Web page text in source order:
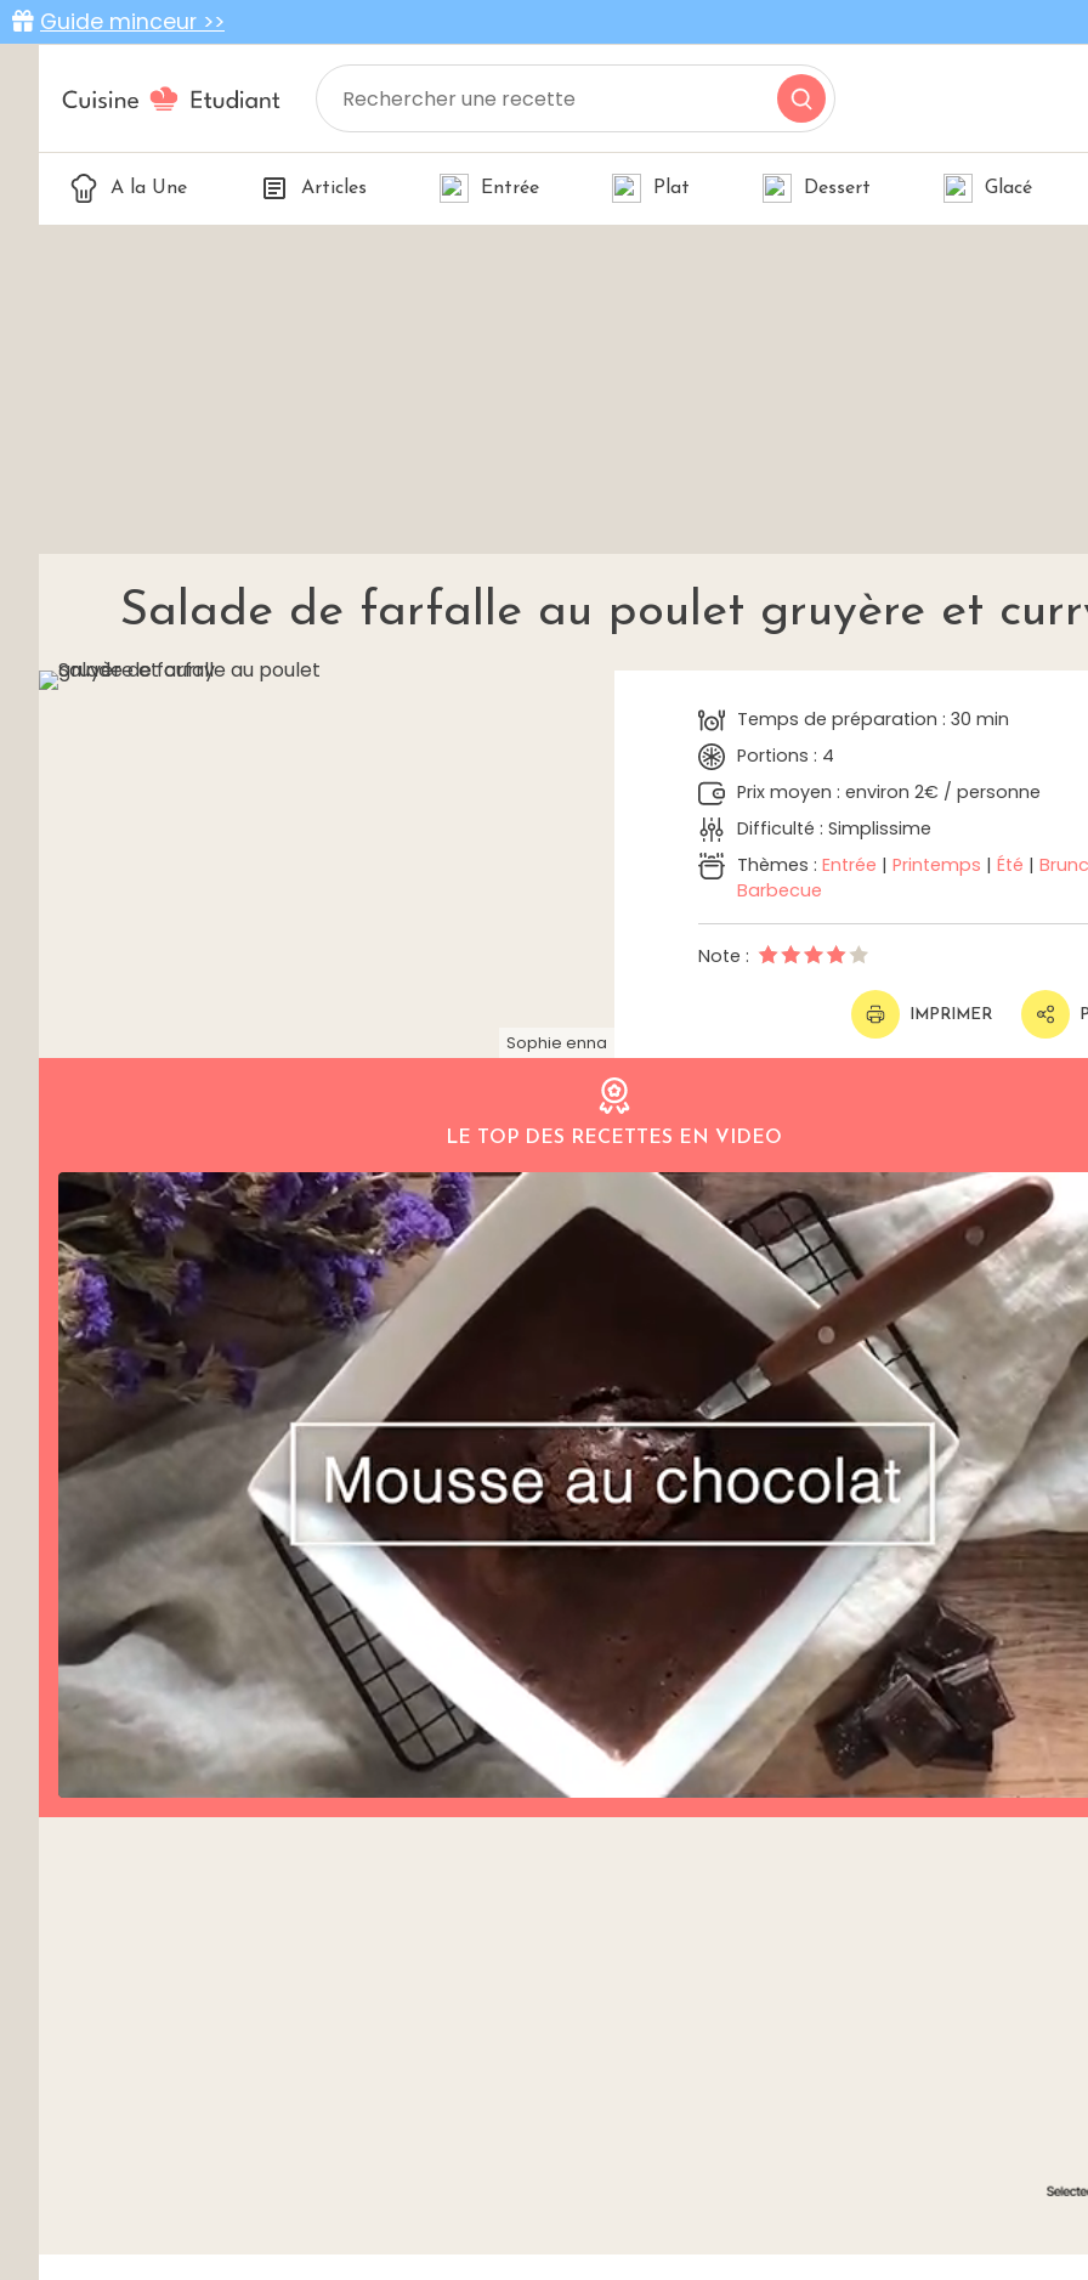
Guide minceur >>
A la Une Articles Entrée Plat Dessert Glacé
Salade de farfalle au poulet gruyère et
Sophie enna
Temps de préparation : 30 min
Portions : 4
Prix moyen : environ 2€ / personne
Difficulté : Simplissime
Thèmes :Entrée |Printemps |Été |
Barbecue
Note :
IMPRIMER
LE TOP DES RECETTES EN VIDEO